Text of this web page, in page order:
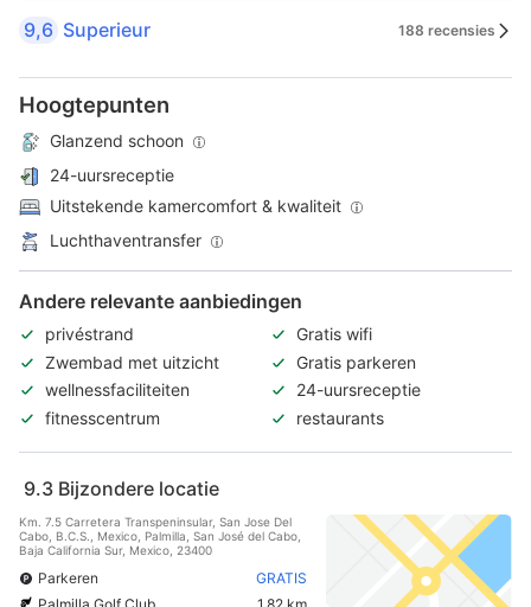
9,6 Superieur 188 recensies
Hoogtepunten
Glanzend schoon
24-uursreceptie
Uitstekende kamercomfort & kwaliteit
Luchthaventransfer
Andere relevante aanbiedingen
privéstrand
Gratis wifi
Zwembad met uitzicht
Gratis parkeren
wellnessfaciliteiten
24-uursreceptie
fitnesscentrum
restaurants
9.3 Bijzondere locatie
Km. 7.5 Carretera Transpeninsular, San Jose Del
Cabo, B.C.S., Mexico, Palmilla, San José del Cabo,
Baja California Sur, Mexico, 23400
Parkeren
GRATIS